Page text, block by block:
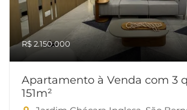
R$ 2.150.000
Apartamento à Venda com 3
151m²